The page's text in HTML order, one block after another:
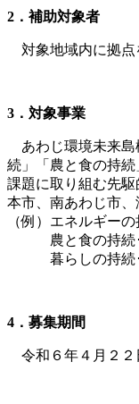
2 ．補助対象者
対象地域内に拠点
3 ．対象事業
あわじ環境未来島
続」「農と食の持
課題に取り組む先
本市、南あわじ市
（例）エネルギー
農と食の持続･･
暮らしの持続･･
4 ．募集期間
令和６年４月２２